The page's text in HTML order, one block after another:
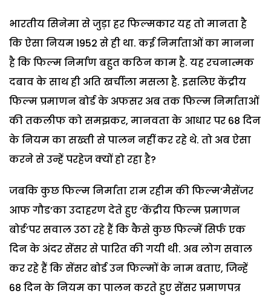
भारतीय सिनेमा से जुड़ा हर फिल्मकार यह तो मानता है
कि ऐसा नियम 1952 से ही था. कई निर्माताओं का मानना
है कि फिल्म निर्माण बहुत कठिन काम है. यह रचनात्मक
दबाव के साथ ही अति खर्चीला मसला है. इसलिए केंद्रीय
फिल्म प्रमाणन बोर्ड के अफसर अब तक फिल्म निर्माताओं
की तकलीफ को समझकर, मानवता के आधार पर 68 दिन
के नियम का सख्ती से पालन नहीं कर रहे थे. तो अब ऐसा
करने से उन्हें परहेज क्यों हो रहा है?
जबकि कुछ फिल्म निर्माता राम रहीम की फिल्म‘मैसेंजर
आफ गौड’का उदाहरण देते हुए ‘केंद्रीय फिल्म प्रमाणन
बोर्ड’पर सवाल उठा रहे हैं कि कैसे कुछ फिल्में सिर्फ एक
दिन के अंदर सेंसर से पारित की गयी थी. अब लोग सवाल
कर रहे हैं कि सेंसर बोर्ड उन फिल्मों के नाम बताए, जिन्हें
68 दिन के नियम का पालन करते हुए सेंसर प्रमाणपत्र